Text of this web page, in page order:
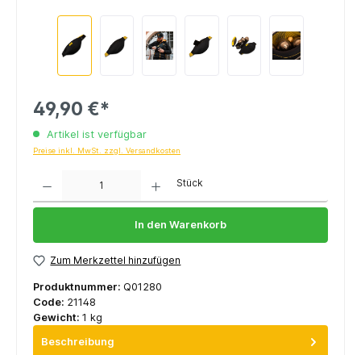
49,90 €*
Artikel ist verfügbar
Preise inkl. MwSt. zzgl. Versandkosten
Stück
In den Warenkorb
Zum Merkzettel hinzufügen
Produktnummer: Q01280
Code: 21148
Gewicht: 1 kg
Beschreibung